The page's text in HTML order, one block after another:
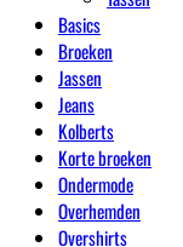
Basics
Broeken
Jassen
Jeans
Kolberts
Korte broeken
Ondermode
Overhemden
Overshirts